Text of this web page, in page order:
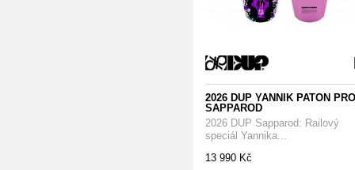
2026 DUP YANNIK PATON
SAPPAROD
2026 DUP Sapparod: Railový
speciál Yannika...
13 990 Kč